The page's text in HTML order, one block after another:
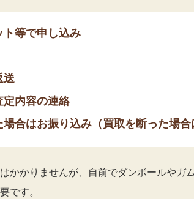
等で申し込み
送
内容の連絡
合はお振り込み（買取を断った場合
かかりませんが、自前でダンボールや
です。